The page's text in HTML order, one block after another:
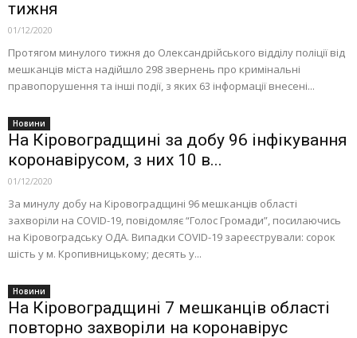
тижня
01/12/2020
Протягом минулого тижня до Олександрійського відділу поліції від
мешканців міста надійшло 298 звернень про кримінальні
правопорушення та інші події, з яких 63 інформації внесені...
Новини
На Кіровоградщині за добу 96 інфікування
коронавірусом, з них 10 в...
01/12/2020
За минулу добу на Кіровоградщині 96 мешканців області
захворіли на COVID-19, повідомляє “Голос Громади”, посилаючись
на Кіровоградську ОДА. Випадки COVID-19 зареєстрували: сорок
шість у м. Кропивницькому; десять у...
Новини
На Кіровоградщині 7 мешканців області
повторно захворіли на коронавірус